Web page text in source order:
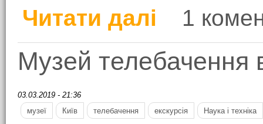
Читати далі
про Харків: місто на
1
Музей телебачення
03.03.2019 - 21:36
музеї
Київ телебачення екскурсія Наука і техніка